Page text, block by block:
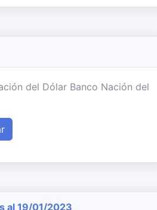
del Dólar Banco Nación del
al 19/01/2023